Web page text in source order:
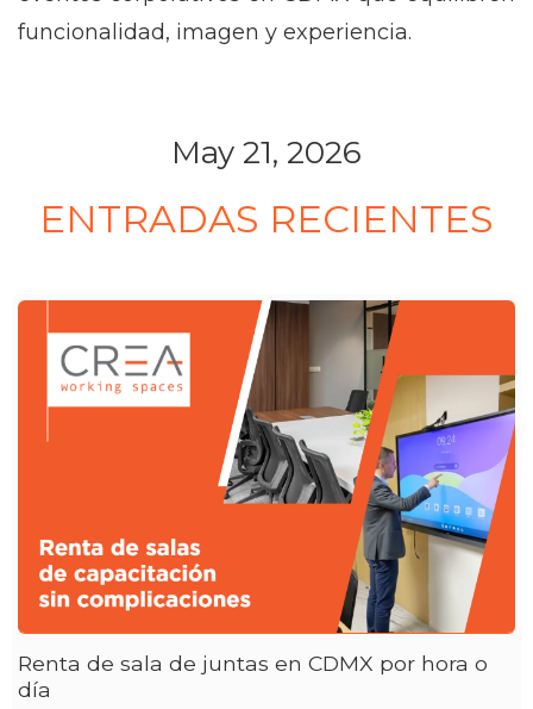
funcionalidad, imagen y experiencia.
May 21, 2026
ENTRADAS RECIENTES
Renta de sala de juntas en CDMX por hora o
día